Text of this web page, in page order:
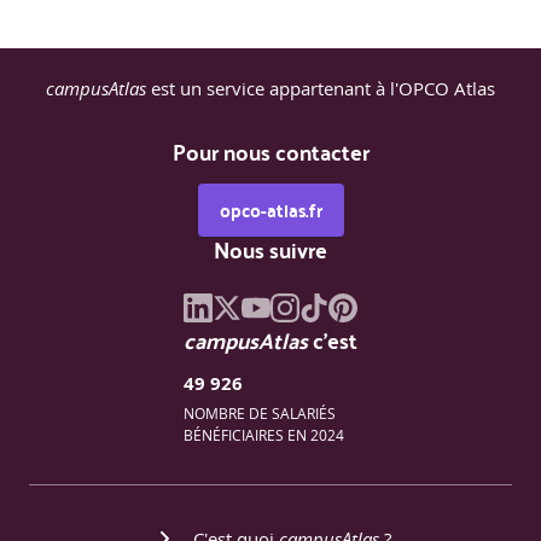
campusAtlas est un service appartenant à l'OPCO Atlas
Pour nous contacter
opco-atlas.fr
Nous suivre
campusAtlasc'est
49 926
NOMBRE DE SALARIÉS
BÉNÉFICIAIRES EN 2024